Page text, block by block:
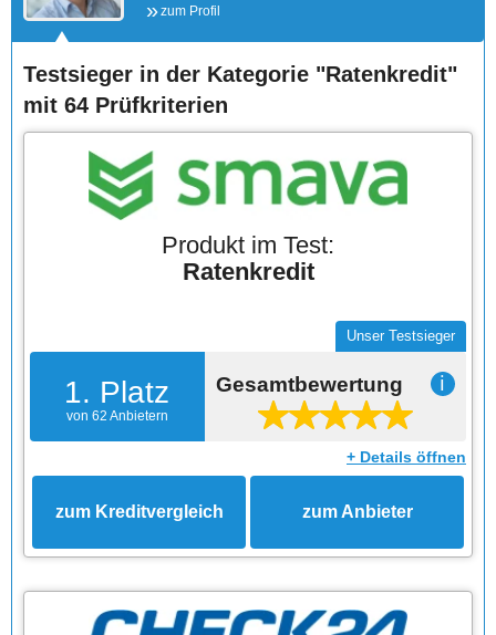
zum Profil
Testsieger in der Kategorie "Ratenkredit"
mit 64 Prüfkriterien
Produkt im Test:
Ratenkredit
1. Platz
von 62 Anbietern
Unser Testsieger
Gesamtbewertung ℹ
+ Details öffnen
zum Kreditvergleich zum Anbieter